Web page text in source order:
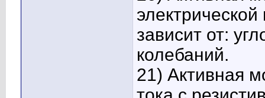
зависит от:
колебаний.
21) Активная